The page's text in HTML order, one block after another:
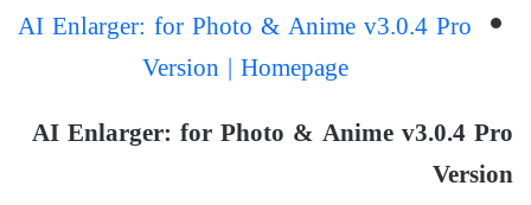
AI Enlarger: for Photo & Anime v3.0.4 Pro
Version | Homepage
AI Enlarger: for Photo & Anime v3.0.4 Pro
Version